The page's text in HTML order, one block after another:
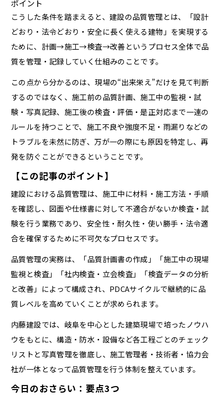
ポイント
こうした条件を踏まえると、建設の品質管理とは、「設計
どおり・法令どおり・安全に長く使える建物」を実現する
ために、計画→施工→検査→改善というプロセス全体で品
質を管理・記録していく仕組みのことです。
この点から分かるのは、現場の“出来栄え”だけを見て判断
するのではなく、施工前の品質計画、施工中の監視・試
験・写真記録、施工後の検査・評価・是正対応まで一連の
ルールを持つことで、施工不良や強度不足・雨漏りなどの
トラブルを未然に防ぎ、万が一の際にも原因を特定し、再
発を防ぐことができるということです。
【この記事のポイント】
建設における品質管理は、施工中に材料・施工方法・手順
を確認し、図面や仕様書に対して不適合がないか検査・試
験を行う業務であり、安全性・耐久性・使い勝手・法令適
合を確保するために不可欠なプロセスです。
品質管理の実務は、「品質計画書の作成」「施工中の現場
監視と検査」「社内検査・立会検査」「検査データの分析
と改善」によって構成され、PDCAサイクルで継続的に品
質レベルを高めていくことが求められます。
内藤建設では、岐阜を中心とした建築現場で培ったノウハ
ウをもとに、構造・防水・設備など各工程ごとのチェック
リストと写真管理を徹底し、施工管理者・技術者・協力会
社が一体となって品質管理を行う体制を整えています。
今日のおさらい：要点3つ